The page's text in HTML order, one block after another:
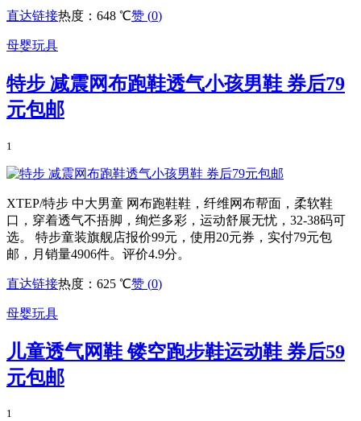
直达链接热度：648 ℃赞 (0)
母婴玩具
特步 减震网布跑鞋透气小孩男鞋 券后79
元包邮
1
XTEP/特步 中大男童 网布跑鞋鞋，纤维网布帮面，柔软鞋
口，穿着透气不捂脚，绚烂多彩，运动舒展无忧，32-38码可
选。 特步童装旗舰店报价99元，使用20元券，实付79元包
邮，月销量4906件。评价4.9分。
直达链接热度：625 ℃赞 (0)
母婴玩具
儿童透气网鞋 镂空跑步鞋运动鞋 券后59
元包邮
1